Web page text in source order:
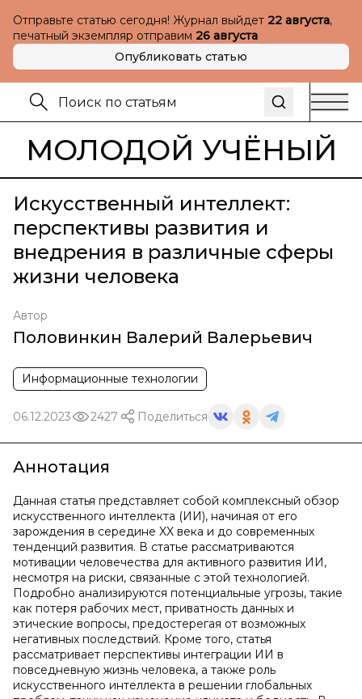
Отправьте статью сегодня! Журнал выйдет 22 августа,
печатный экземпляр отправим 26 августа
Опубликовать статью
МОЛОДОЙ УЧЁНЫЙ
Искусственный интеллект:
перспективы развития и
внедрения в различные сферы
жизни человека
Автор
Половинкин Валерий Валерьевич
Информационные технологии
06.12.2023 2427 Поделиться
Аннотация
Данная статья представляет собой комплексный обзор
искусственного интеллекта (ИИ), начиная от его
зарождения в середине XX века и до современных
тенденций развития. В статье рассматриваются
мотивации человечества для активного развития ИИ,
несмотря на риски, связанные с этой технологией.
Подробно анализируются потенциальные угрозы, такие
как потеря рабочих мест, приватность данных и
этические вопросы, предостерегая от возможных
негативных последствий. Кроме того, статья
рассматривает перспективы интеграции ИИ в
повседневную жизнь человека, а также роль
искусственного интеллекта в решении глобальных